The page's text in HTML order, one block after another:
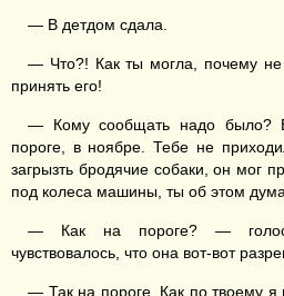
— В детдом сдала.
— Что?! Как ты могла, почему
принять его!
— Кому сообщать надо было?
пороге, в ноябре. Тебе не
загрызть бродячие собаки, он мог
под колеса машины, ты об этом
— Как на пороге? — голос
чувствовалось, что она вот-вот
— Так на пороге. Как по твоему я